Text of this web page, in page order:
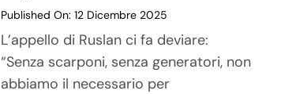
Published On: 12 Dicembre 2025
L’appello di Ruslan ci fa deviare:
“Senza scarponi, senza generatori, non
abbiamo il necessario per